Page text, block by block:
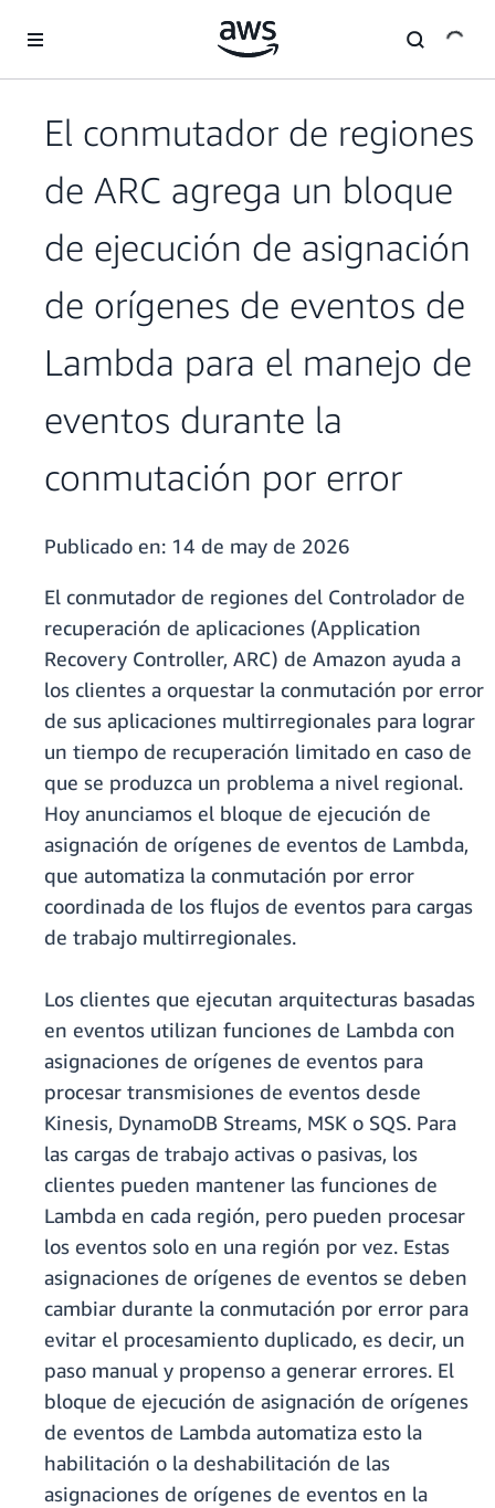
El conmutador de regiones
de ARC agrega un bloque
de ejecución de asignación
de orígenes de eventos de
Lambda para el manejo de
eventos durante la
conmutación por error
Publicado en: 14 de may de 2026
El conmutador de regiones del Controlador de
recuperación de aplicaciones (Application
Recovery Controller, ARC) de Amazon ayuda a
los clientes a orquestar la conmutación por error
de sus aplicaciones multirregionales para lograr
un tiempo de recuperación limitado en caso de
que se produzca un problema a nivel regional.
Hoy anunciamos el bloque de ejecución de
asignación de orígenes de eventos de Lambda,
que automatiza la conmutación por error
coordinada de los flujos de eventos para cargas
de trabajo multirregionales.
Los clientes que ejecutan arquitecturas basadas
en eventos utilizan funciones de Lambda con
asignaciones de orígenes de eventos para
procesar transmisiones de eventos desde
Kinesis, DynamoDB Streams, MSK o SQS. Para
las cargas de trabajo activas o pasivas, los
clientes pueden mantener las funciones de
Lambda en cada región, pero pueden procesar
los eventos solo en una región por vez. Estas
asignaciones de orígenes de eventos se deben
cambiar durante la conmutación por error para
evitar el procesamiento duplicado, es decir, un
paso manual y propenso a generar errores. El
bloque de ejecución de asignación de orígenes
de eventos de Lambda automatiza esto la
habilitación o la deshabilitación de las
asignaciones de orígenes de eventos en la